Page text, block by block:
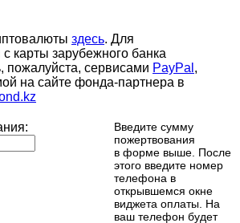
здесь. Для
карты зарубежного банка
пожалуйста, сервисами PayPal ,
на сайте фонда-партнера в
Введите сумму
пожертвования
в форме выше. После
этого введите номер
телефона в
открывшемся окне
виджета оплаты. На
ваш телефон будет